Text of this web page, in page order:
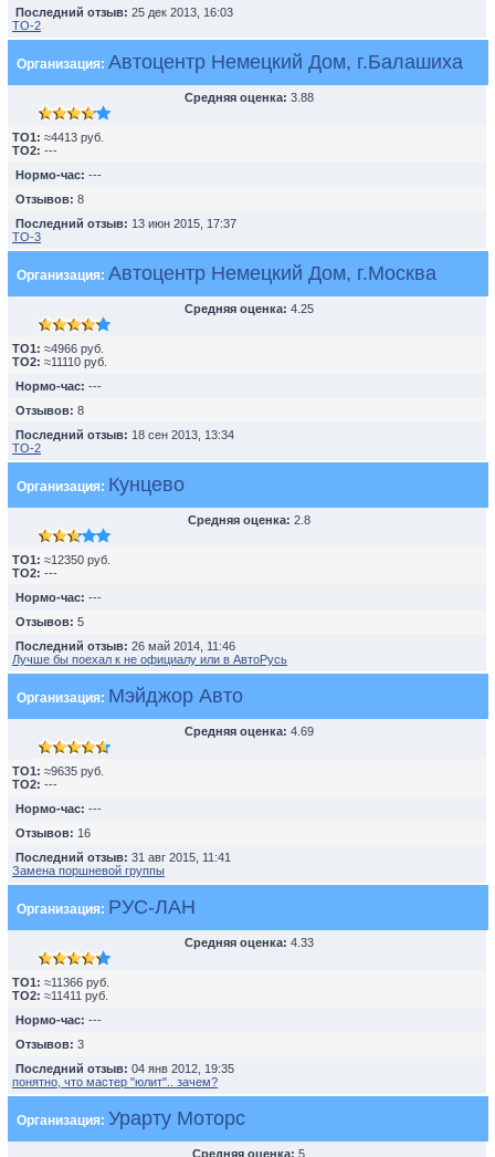
Последний отзыв: 25 дек 2013, 16:03
ТО-2
Организация: Автоцентр Немецкий Дом, г.Балашиха
Средняя оценка: 3.88
TO1: ≈4413 руб.
TO2: ---
Нормо-час: ---
Отзывов: 8
Последний отзыв: 13 июн 2015, 17:37
ТО-3
Организация: Автоцентр Немецкий Дом, г.Москва
Средняя оценка: 4.25
TO1: ≈4966 руб.
TO2: ≈11110 руб.
Нормо-час: ---
Отзывов: 8
Последний отзыв: 18 сен 2013, 13:34
TO-2
Организация: Кунцево
Средняя оценка: 2.8
TO1: ≈12350 руб.
TO2: ---
Нормо-час: ---
Отзывов: 5
Последний отзыв: 26 май 2014, 11:46
Лучше бы поехал к не официалу или в АвтоРусь
Организация: Мэйджор Авто
Средняя оценка: 4.69
TO1: ≈9635 руб.
TO2: ---
Нормо-час: ---
Отзывов: 16
Последний отзыв: 31 авг 2015, 11:41
Замена поршневой группы
Организация: РУС-ЛАН
Средняя оценка: 4.33
TO1: ≈11366 руб.
TO2: ≈11411 руб.
Нормо-час: ---
Отзывов: 3
Последний отзыв: 04 янв 2012, 19:35
понятно, что мастер "юлит".. зачем?
Организация: Урарту Моторс
Средняя оценка: 5